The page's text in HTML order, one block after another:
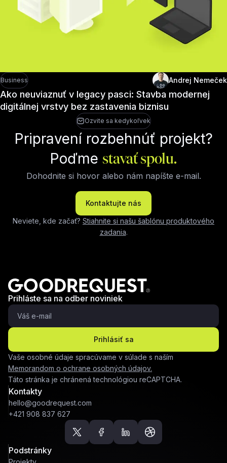
Business Andrej Nemeček
Ako neuviaznuť v legacy pasci: Stavba modernej
digitálnej vrstvy bez zastavenia biznisu
Ozvite sa kedykoľvek
Pripravení rozbehnúť projekt?
Poďmestavať spolu.
Dohodnite si hovor alebo nám napíšte e-mail.
Kontaktujte nás
Neviete, kde začať? Stiahnite si našu šablónu produktového
zadania.
Prihláste sa na odber noviniek
Prihlásiť sa
Vaše osobné údaje spracúvame v súlade s naším
Memorandom o ochrane osobných údajov.
Táto stránka je chránená technológiou reCAPTCHA.
Kontakty
hello@goodrequest.com
+421 908 837 627
Podstránky